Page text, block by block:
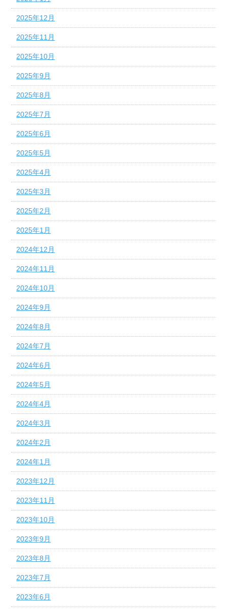
2025年12月
2025年11月
2025年10月
2025年9月
2025年8月
2025年7月
2025年6月
2025年5月
2025年4月
2025年3月
2025年2月
2025年1月
2024年12月
2024年11月
2024年10月
2024年9月
2024年8月
2024年7月
2024年6月
2024年5月
2024年4月
2024年3月
2024年2月
2024年1月
2023年12月
2023年11月
2023年10月
2023年9月
2023年8月
2023年7月
2023年6月